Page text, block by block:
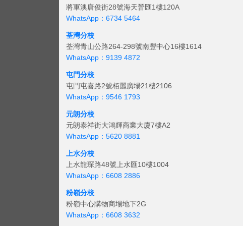
將軍澳唐俊街28號海天晉匯1樓120A
WhatsApp：6734 5464
荃灣分校
荃灣青山公路264-298號南豐中心16樓1614
WhatsApp：9139 4872
屯門分校
屯門屯喜路2號栢麗廣場21樓2106
WhatsApp：9546 1793
元朗分校
元朗泰祥街大鴻輝商業大廈7樓A2
WhatsApp：5620 8881
上水分校
上水龍琛路48號上水匯10樓1004
WhatsApp：6608 2886
粉嶺分校
粉嶺中心購物商場地下2G
WhatsApp：6608 3632